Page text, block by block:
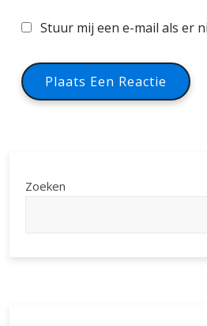
Stuur mij een e-mail als er
Zoeken